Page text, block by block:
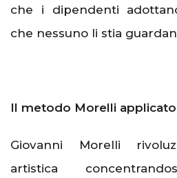
che i dipendenti
che nessuno li stia
Il metodo Morelli
Giovanni Morelli
artistica